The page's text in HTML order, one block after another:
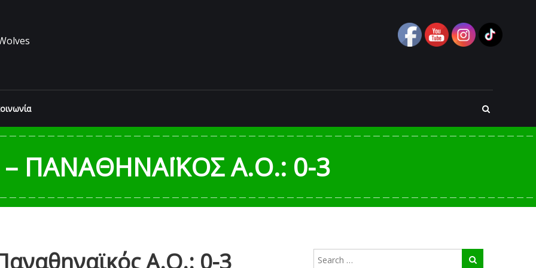
ΠΑΝΑΘΗΝΑΪΚΌΣ Α.Ο.: 0-3
Α.Ο.: 0-3